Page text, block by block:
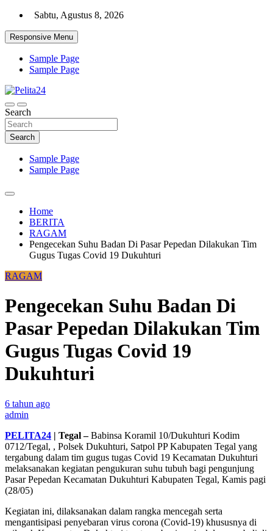
Skip
content
Sabtu, Agustus 8, 2026
Responsive Menu
Sample Page
Sample Page
Pelita24
Aktual, Mendalam dan Terpercaya
Search
Search
Sample Page
Sample Page
Home
BERITA
RAGAM
Pengecekan Suhu Badan Di Pasar Pepedan Dilakukan Tim
Gugus Tugas Covid 19 Dukuhturi
RAGAM
Pengecekan Suhu Badan Di
Pasar Pepedan Dilakukan Tim
Gugus Tugas Covid 19
Dukuhturi
6 tahun ago
admin
PELITA24 | Tegal –Babinsa Koramil 10/Dukuhturi Kodim
0712/Tegal, , Polsek Dukuhturi, Satpol PP Kabupaten Tegal yang
tergabung dalam tim gugus tugas Covid 19 Kecamatan Dukuhturi
melaksanakan kegiatan pengukuran suhu tubuh bagi pengunjung
Pasar Pepedan Kecamatan Dukuhturi Kabupaten Tegal, Kamis pagi
(28/05)
Kegiatan ini, dilaksanakan dalam rangka mencegah serta
mengantisipasi penyebaran virus corona (Covid-19) khususnya di